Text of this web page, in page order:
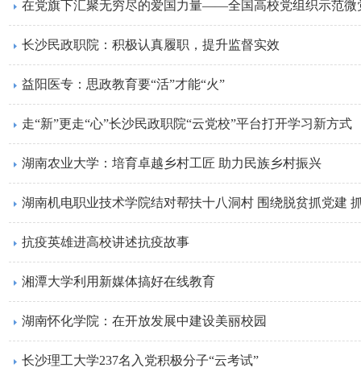
在党旗下汇聚无穷尽的爱国力量——全国高校党组织示范微
长沙民政职院：积极认真履职，提升监督实效
益阳医专：思政教育要“活”才能“火”
走“新”更走“心”长沙民政职院“云党校”平台打开学习新方式
湖南农业大学：培育卓越乡村工匠 助力民族乡村振兴
湖南机电职业技术学院结对帮扶十八洞村 围绕脱贫抓党建
抗疫英雄进高校讲述抗疫故事
湘潭大学利用新媒体搞好在线教育
湖南怀化学院：在开放发展中建设美丽校园
长沙理工大学237名入党积极分子“云考试”